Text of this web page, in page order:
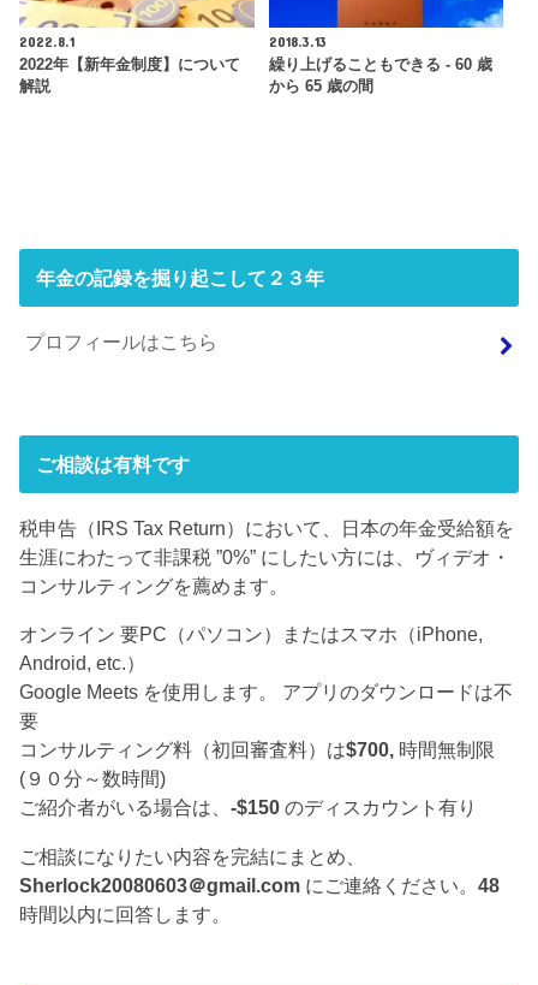
2022.8.1
2022年【新年金制度】について
解説
2018.3.13
繰り上げることもできる - 60 歳
から 65 歳の間
年金の記録を掘り起こして２３年
プロフィールはこちら
ご相談は有料です
税申告（IRS Tax Return）において、日本の年金受給額を
生涯にわたって非課税 ”0%” にしたい方には、ヴィデオ・
コンサルティングを薦めます。
オンライン 要PC（パソコン）またはスマホ（iPhone,
Android, etc.）
Google Meets を使用します。 アプリのダウンロードは不
要
コンサルティング料（初回審査料）は$700, 時間無制限
(９０分～数時間)
ご紹介者がいる場合は、-$150 のディスカウント有り
ご相談になりたい内容を完結にまとめ、
Sherlock20080603＠gmail.com にご連絡ください。48
時間以内に回答します。